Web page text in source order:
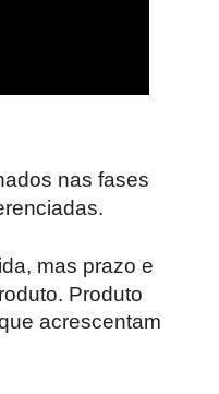
nas fases
mas prazo e
Produto
acrescentam